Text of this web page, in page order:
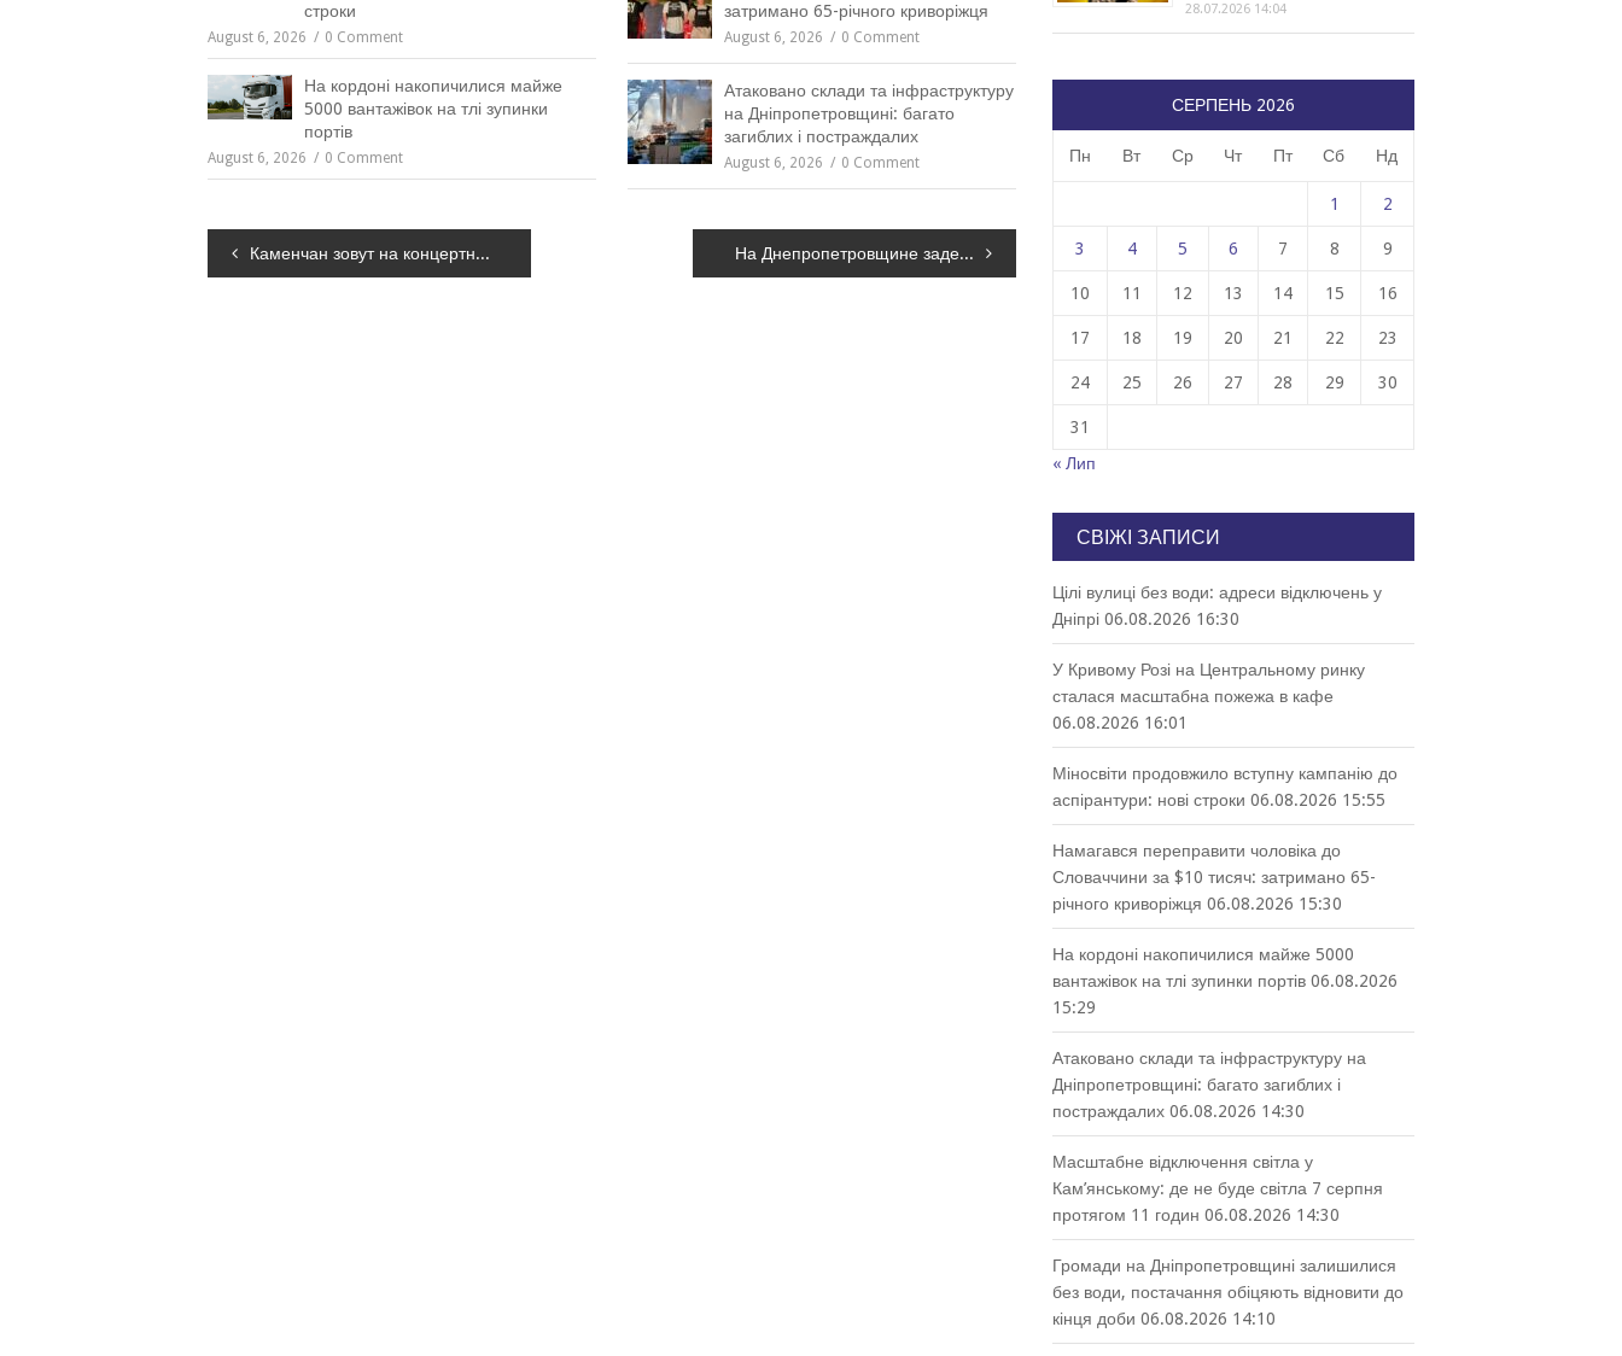
строки
August 6, 2026 0 Comment
затримано 65-річного криворіжця
August 6, 2026 0 Comment
На кордоні накопичилися майже
5000 вантажівок на тлі зупинки
портів
August 6, 2026 0 Comment
Атаковано склади та інфраструктуру
на Дніпропетровщині: багато
загиблих і постраждалих
August 6, 2026 0 Comment
Навігація
Каменчан зовут на концертно-развлекательную программу «Празднуем Рождество вместе» На Днепропетровщине задержали троих мужчин за двойное убийство их знакомых
28.07.2026 14:04
СЕРПЕНЬ 2026
Пн Вт Ср Чт Пт Сб Нд
1 2
3 4 5 6 7 8 9
10 11 12 13 14 15 16
17 18 19 20 21 22 23
24 25 26 27 28 29 30
31
« Лип
СВІЖІ ЗАПИСИ
Цілі вулиці без води: адреси відключень у
Дніпрі 06.08.2026 16:30
У Кривому Розі на Центральному ринку
сталася масштабна пожежа в кафе
06.08.2026 16:01
Міносвіти продовжило вступну кампанію до
аспірантури: нові строки 06.08.2026 15:55
Намагався переправити чоловіка до
Словаччини за $10 тисяч: затримано 65-
річного криворіжця 06.08.2026 15:30
На кордоні накопичилися майже 5000
вантажівок на тлі зупинки портів 06.08.2026
15:29
Атаковано склади та інфраструктуру на
Дніпропетровщині: багато загиблих і
постраждалих 06.08.2026 14:30
Масштабне відключення світла у
Кам’янському: де не буде світла 7 серпня
протягом 11 годин 06.08.2026 14:30
Громади на Дніпропетровщині залишилися
без води, постачання обіцяють відновити до
кінця доби 06.08.2026 14:10